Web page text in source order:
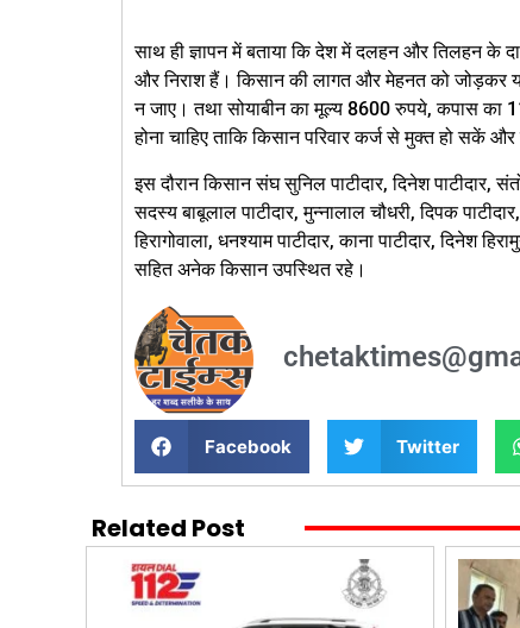
साथ ही ज्ञापन में बताया कि देश में दलहन और तिलहन के
और निराश हैं। किसान की लागत और मेहनत को जोड़कर
न जाए। तथा सोयाबीन का मूल्य 8600 रुपये, कपास का
होना चाहिए ताकि किसान परिवार कर्ज से मुक्त हो सकें
इस दौरान किसान संघ सुनिल पाटीदार, दिनेश पाटीदार,
सदस्य बाबूलाल पाटीदार, मुन्नालाल चौधरी, दिपक
हिरागोवाला, धनश्याम पाटीदार, काना पाटीदार, दिनेश
सहित अनेक किसान उपस्थित रहे।
Facebook Twitter
Related Post